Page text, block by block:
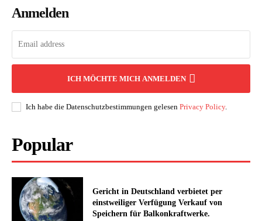
Anmelden
ICH MÖCHTE MICH ANMELDEN
Ich habe die Datenschutzbestimmungen gelesen Privacy Policy.
Popular
Gericht in Deutschland verbietet per
einstweiliger Verfügung Verkauf von
Speichern für Balkonkraftwerke.